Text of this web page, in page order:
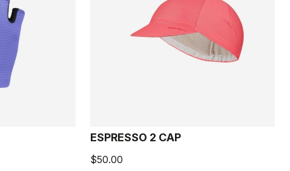
ESPRESSO 2 CAP
$50.00